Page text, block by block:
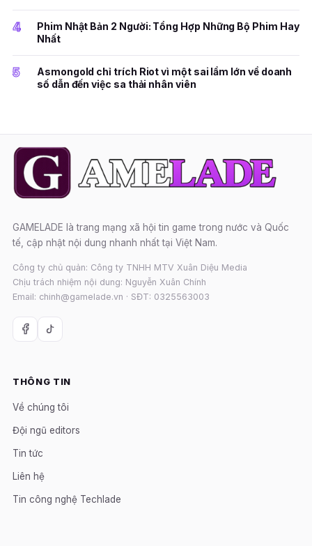
4
Phim Nhật Bản 2 Người: Tổng Hợp Những Bộ Phim Hay
Nhất
5
Asmongold chỉ trích Riot vì một sai lầm lớn về doanh
số dẫn đến việc sa thải nhân viên
GAMELADE là trang mạng xã hội tin game trong nước và Quốc
tế, cập nhật nội dung nhanh nhất tại Việt Nam.
Công ty chủ quản: Công ty TNHH MTV Xuân Diệu Media
Chịu trách nhiệm nội dung: Nguyễn Xuân Chính
Email: chinh@gamelade.vn · SĐT: 0325563003
THÔNG TIN
Về chúng tôi
Đội ngũ editors
Tin tức
Liên hệ
Tin công nghệ Techlade